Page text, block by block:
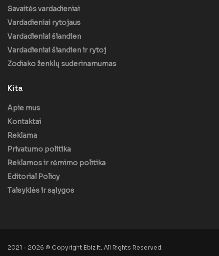
Savaitės vardadieniai
Vardadieniai rytojaus
Vardadieniai šiandien
Vardadieniai šiandien ir rytoj
Zodiako ženklų suderinamumas
Kita
Apie mus
Kontaktai
Reklama
Privatumo politika
Reklamos ir rėmimo politika
Editorial Policy
Taisyklės ir sąlygos
2021 - 2026 © Copyright Ebiz.lt. All Rights Reserved.